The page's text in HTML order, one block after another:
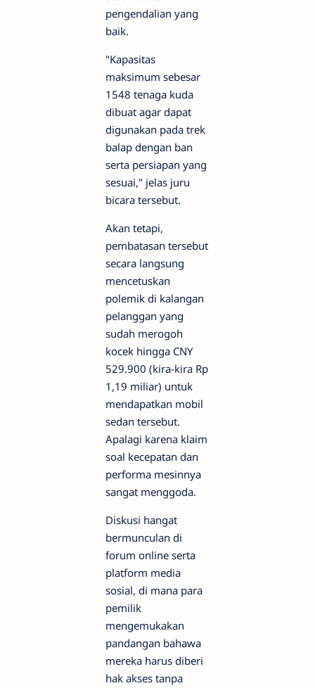
pengendalian yang
baik.
"Kapasitas
maksimum sebesar
1548 tenaga kuda
dibuat agar dapat
digunakan pada trek
balap dengan ban
serta persiapan yang
sesuai," jelas juru
bicara tersebut.
Akan tetapi,
pembatasan tersebut
secara langsung
mencetuskan
polemik di kalangan
pelanggan yang
sudah merogoh
kocek hingga CNY
529.900 (kira-kira Rp
1,19 miliar) untuk
mendapatkan mobil
sedan tersebut.
Apalagi karena klaim
soal kecepatan dan
performa mesinnya
sangat menggoda.
Diskusi hangat
bermunculan di
forum online serta
platform media
sosial, di mana para
pemilik
mengemukakan
pandangan bahawa
mereka harus diberi
hak akses tanpa